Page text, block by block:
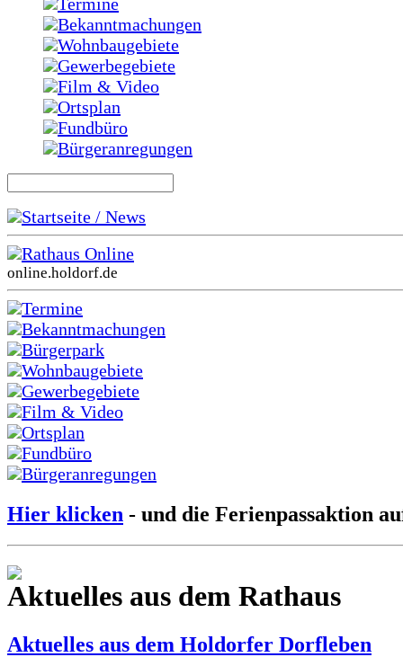
Bekanntmachungen
Wohnbaugebiete
Gewerbegebiete
Film & Video
Ortsplan
Fundbüro
Bürgeranregungen
Startseite / News
Rathaus Online
online.holdorf.de
Termine
Bekanntmachungen
Bürgerpark
Wohnbaugebiete
Gewerbegebiete
Film & Video
Ortsplan
Fundbüro
Bürgeranregungen
Hier klicken - und die Ferienpassaktion
Aktuelles aus dem Rathaus
Aktuelles aus dem Holdorfer Dorfleben